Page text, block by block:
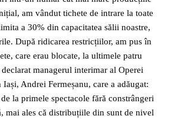
am vândut tichete de intrare la toate
a 30% din capacitatea sălii noastre,
După ridicarea restricțiilor, am pus în
care erau blocate, la ultimele patru
managerul interimar al Operei
Andrei Fermeșanu, care a adăugat:
la primele spectacole fără constrângeri
mai ales că distribuțiile din sunt de nivel